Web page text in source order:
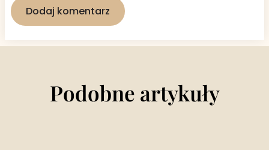
Zapamiętaj moje dane w tej przeglądarce podczas
pisania kolejnych komentarzy.